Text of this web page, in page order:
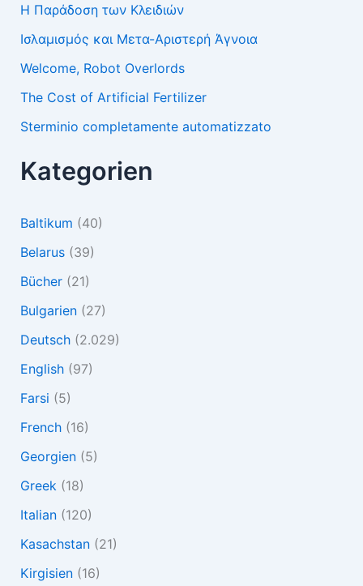
Η Παράδοση των Κλειδιών
Ισλαμισμός και Μετα-Αριστερή Άγνοια
Welcome, Robot Overlords
The Cost of Artificial Fertilizer
Sterminio completamente automatizzato
Kategorien
Baltikum (40)
Belarus(39)
Bücher(21)
Bulgarien(27)
Deutsch(2.029)
English(97)
Farsi (5)
French(16)
Georgien(5)
Greek(18)
Italian(120)
Kasachstan(21)
Kirgisien(16)